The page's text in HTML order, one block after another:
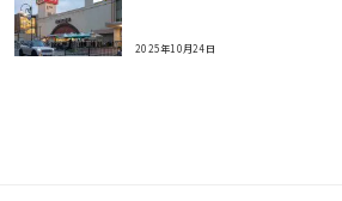
2025年10月24日